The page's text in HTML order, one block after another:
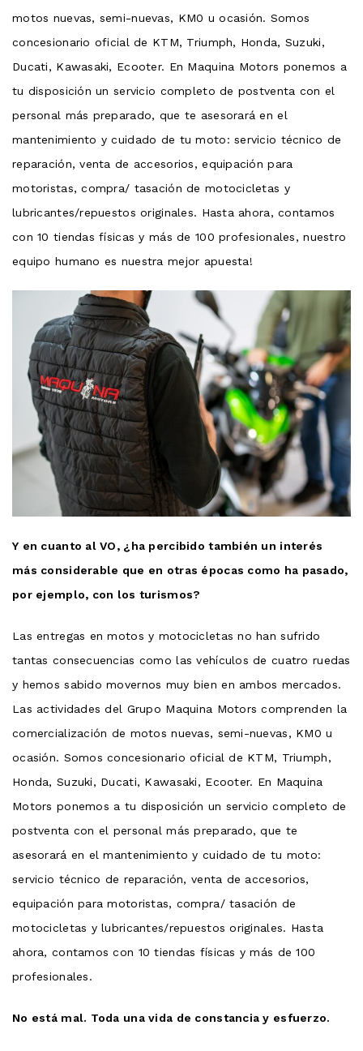
motos nuevas, semi-nuevas, KM0 u ocasión. Somos
concesionario oficial de KTM, Triumph, Honda, Suzuki,
Ducati, Kawasaki, Ecooter. En Maquina Motors ponemos a
tu disposición un servicio completo de postventa con el
personal más preparado, que te asesorará en el
mantenimiento y cuidado de tu moto: servicio técnico de
reparación, venta de accesorios, equipación para
motoristas, compra/ tasación de motocicletas y
lubricantes/repuestos originales. Hasta ahora, contamos
con 10 tiendas físicas y más de 100 profesionales, nuestro
equipo humano es nuestra mejor apuesta!
Y en cuanto al VO, ¿ha percibido también un interés
más considerable que en otras épocas como ha pasado,
por ejemplo, con los turismos?
Las entregas en motos y motocicletas no han sufrido
tantas consecuencias como las vehículos de cuatro ruedas
y hemos sabido movernos muy bien en ambos mercados.
Las actividades del Grupo Maquina Motors comprenden la
comercialización de motos nuevas, semi-nuevas, KM0 u
ocasión. Somos concesionario oficial de KTM, Triumph,
Honda, Suzuki, Ducati, Kawasaki, Ecooter. En Maquina
Motors ponemos a tu disposición un servicio completo de
postventa con el personal más preparado, que te
asesorará en el mantenimiento y cuidado de tu moto:
servicio técnico de reparación, venta de accesorios,
equipación para motoristas, compra/ tasación de
motocicletas y lubricantes/repuestos originales. Hasta
ahora, contamos con 10 tiendas físicas y más de 100
profesionales.
No está mal. Toda una vida de constancia y esfuerzo.